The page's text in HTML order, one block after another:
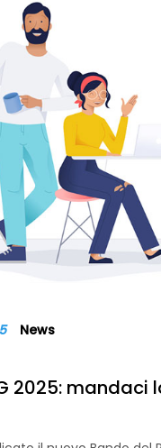
News
2025: mandaci